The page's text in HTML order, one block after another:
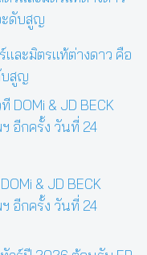
และมิตรแท้ต่างดาว คือ
บสูญ
& JD BECK
อีกครั้ง วันที่ 24